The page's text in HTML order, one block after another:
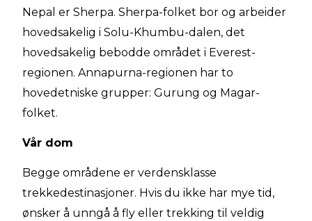
Nepal er Sherpa. Sherpa-folket bor og arbeider
hovedsakelig i Solu-Khumbu-dalen, det
hovedsakelig bebodde området i Everest-
regionen. Annapurna-regionen har to
hovedetniske grupper: Gurung og Magar-
folket.
Vår dom
Begge områdene er verdensklasse
trekkedestinasjoner. Hvis du ikke har mye tid,
ønsker å unngå å fly eller trekking til veldig